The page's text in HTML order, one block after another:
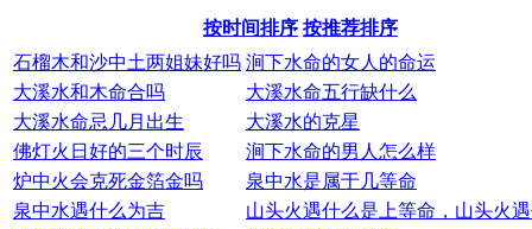
按时间排序 按推荐排序
石榴木和沙中土两姐妹好吗 涧下水命的女人的命运
大溪水和木命合吗
大溪水命五行缺什么
大溪水命忌几月出生
大溪水的克星
佛灯火日好的三个时辰
涧下水命的男人怎么样
炉中火会克死金箔金吗
泉中水是属于几等命
泉中水遇什么为吉
山头火遇什么是上等命，山头火